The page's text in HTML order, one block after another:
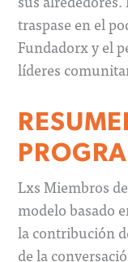
traspase en el
Fundadorx y el
líderes
Lxs Miembros
modelo basado
la contribución
de la